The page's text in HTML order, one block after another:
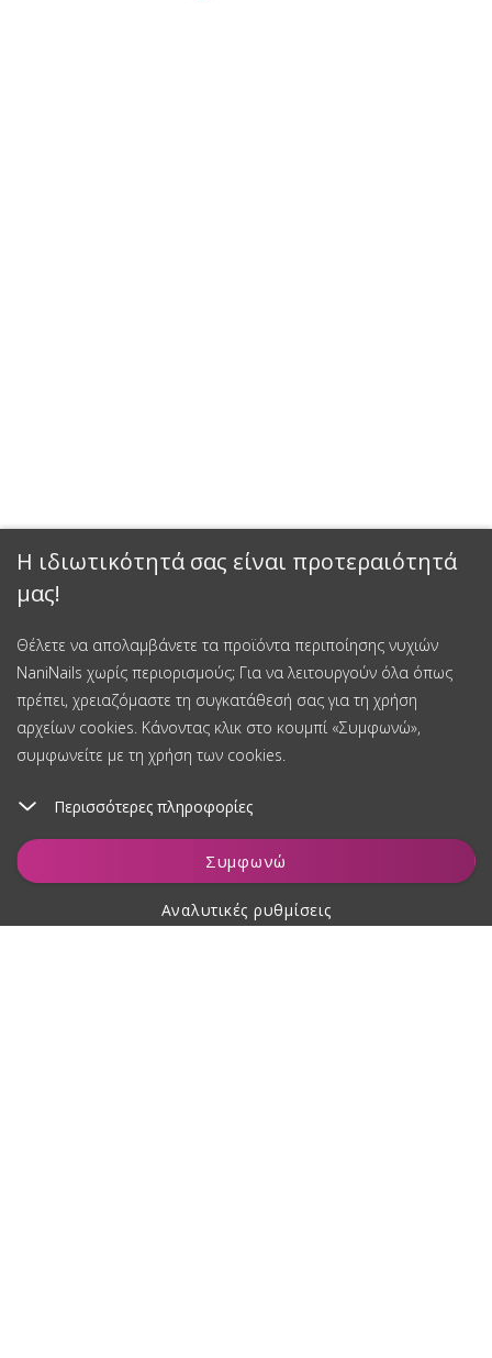
Η ιδιωτικότητά σας είναι προτεραιότητά
μας!
Θέλετε να απολαμβάνετε τα προϊόντα περιποίησης νυχιών
NaniNails χωρίς περιορισμούς; Για να λειτουργούν όλα όπως
πρέπει, χρειαζόμαστε τη συγκατάθεσή σας για τη χρήση
αρχείων cookies. Κάνοντας κλικ στο κουμπί «Συμφωνώ»,
συμφωνείτε με τη χρήση των cookies.
Περισσότερες πληροφορίες
Συμφωνώ
Αναλυτικές ρυθμίσεις